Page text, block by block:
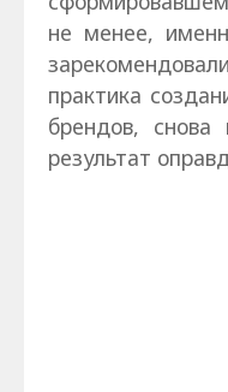
не менее,
практика
брендов,
результат